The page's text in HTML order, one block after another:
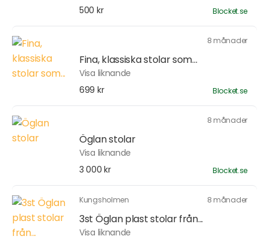
500 kr
Blocket.se
8 månader
Fina, klassiska stolar som...
Visa liknande
699 kr
Blocket.se
8 månader
Öglan stolar
Visa liknande
3 000 kr
Blocket.se
Kungsholmen 8 månader
3st Öglan plast stolar från...
Visa liknande